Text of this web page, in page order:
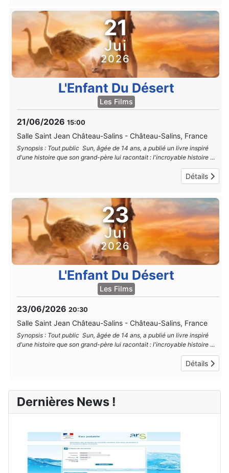
21
Jui
2026
L'Enfant Du Désert
Les Films
21/06/2026 15:00
Salle Saint Jean Château-Salins - Château-Salins, France
Synopsis : Tout public Sun, âgée de 14 ans, a publié un livre inspiré
d'une histoire que son grand-père lui racontait : l'incroyable histoire ...
Détails
23
Jui
2026
L'Enfant Du Désert
Les Films
23/06/2026 20:30
Salle Saint Jean Château-Salins - Château-Salins, France
Synopsis : Tout public Sun, âgée de 14 ans, a publié un livre inspiré
d'une histoire que son grand-père lui racontait : l'incroyable histoire ...
Détails
Dernières News !